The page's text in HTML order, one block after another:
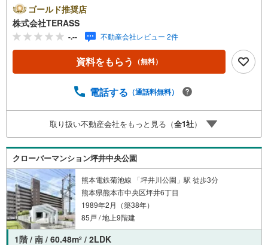
合）・がん100％保障団信が【金利上乗せなし】で加入可
能！・頭金0円でも可能！・諸費用も、物件価格の10％まで
は融資可能！※2026年8月現在■徒歩圏内に買物施設が揃う
暮らしやすい住環境♪■二面バルコニー付き×全居室に採光
が確保された風通しの良い住まい■浴室乾燥機付きバスルー
ム◎【リフォーム内容】○新規交換:キッチン/浴室/洗面化粧
ーリング上張り○全室クロス新規張替○鏡付シューズボック
ゴールド推奨店
株式会社TERASS
-.-- 不動産会社レビュー 2件
資料をもらう （無料）
電話する （通話料無料）
取り扱い不動産会社をもっと見る（全1社）
クローバーマンション坪井中央公園
熊本電鉄菊池線 「坪井川公園」駅 徒歩3分
熊本県熊本市中央区坪井6丁目
1989年2月（築38年）
85戸 / 地上9階建
1階 / 南 / 60.48m2 / 2LDK